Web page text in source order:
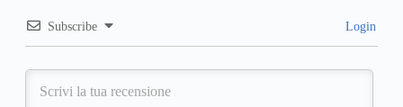
Subscribe Login